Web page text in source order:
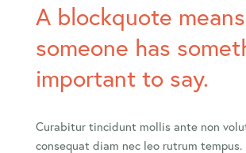
A blockquote means
someone has
important to say.
Curabitur tincidunt mollis ante non
consequat diam nec leo rutrum tempus.